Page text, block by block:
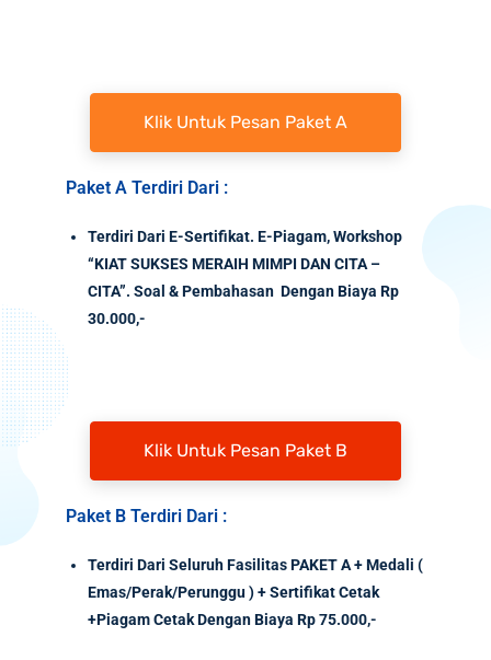
Klik Untuk Pesan Paket A
Paket A Terdiri Dari :
Terdiri Dari E-Sertifikat. E-Piagam, Workshop
“KIAT SUKSES MERAIH MIMPI DAN CITA –
CITA”. Soal & Pembahasan Dengan Biaya Rp
30.000,-
Klik Untuk Pesan Paket B
Paket B Terdiri Dari :
Terdiri Dari Seluruh Fasilitas PAKET A + Medali (
Emas/Perak/Perunggu ) + Sertifikat Cetak
+Piagam Cetak Dengan Biaya Rp 75.000,-